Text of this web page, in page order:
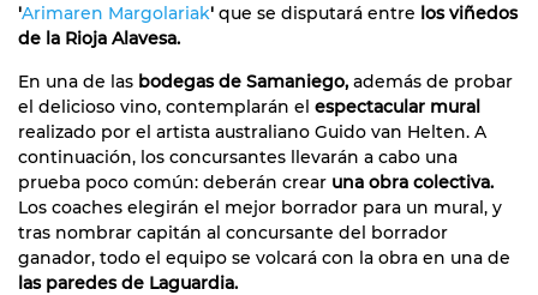
'Arimaren Margolariak' que se disputará entre los viñedos
de la Rioja Alavesa.
En una de las bodegas de Samaniego, además de probar
el delicioso vino, contemplarán el espectacular mural
realizado por el artista australiano Guido van Helten. A
continuación, los concursantes llevarán a cabo una
prueba poco común: deberán crear una obra colectiva.
Los coaches elegirán el mejor borrador para un mural, y
tras nombrar capitán al concursante del borrador
ganador, todo el equipo se volcará con la obra en una de
las paredes de Laguardia.